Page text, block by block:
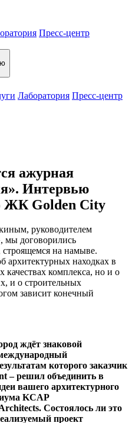
Пресс-центр
Лаборатория Пресс-центр
ажурная
Интервью
ЖК Golden City
руководителем
мы договорились
строящемся на намыве.
архитектурных находках в
качествах комплекса, но и о
и о строительных
зависит конечный
ждёт знаковой
которого заказчик
– решил объединить в
вашего архитектурного
KCAP
Состоялось ли это
проект